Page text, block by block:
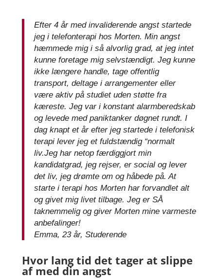
Efter 4 år med invaliderende angst startede
jeg i telefonterapi hos Morten. Min angst
hæmmede mig i så alvorlig grad, at jeg intet
kunne foretage mig selvstændigt. Jeg kunne
ikke længere handle, tage offentlig
transport, deltage i arrangementer eller
være aktiv på studiet uden støtte fra
kæreste. Jeg var i konstant alarmberedskab
og levede med paniktanker døgnet rundt. I
dag knapt et år efter jeg startede i telefonisk
terapi lever jeg et fuldstændig “normalt
liv.Jeg har netop færdiggjort min
kandidatgrad, jeg rejser, er social og lever
det liv, jeg drømte om og håbede på. At
starte i terapi hos Morten har forvandlet alt
og givet mig livet tilbage. Jeg er SÅ
taknemmelig og giver Morten mine varmeste
anbefalinger!
Emma, 23 år, Studerende
Hvor lang tid det tager at slippe
af med din angst